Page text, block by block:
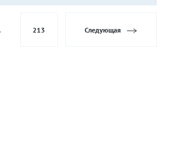
213 Следующая